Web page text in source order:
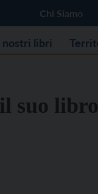
Chi Siamo
nostri libri
suo